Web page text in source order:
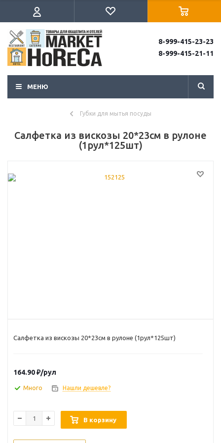
8-999-415-23-23
8-999-415-21-11
МЕНЮ
Губки для мытья посуды
Салфетка из вискозы 20*23см в рулоне
(1рул*125шт)
Салфетка из вискозы 20*23см в рулоне (1рул*125шт)
164.90₽/рул
Много Нашли дешевле?
В корзину